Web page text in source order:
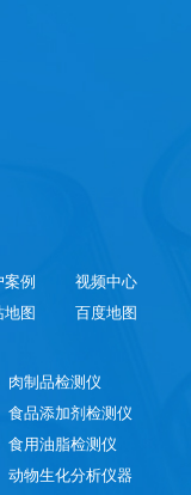
案例
视频中心
地图 百度地图
肉制品检测仪
食品添加剂检测仪
食用油脂检测仪
动物生化分析仪器